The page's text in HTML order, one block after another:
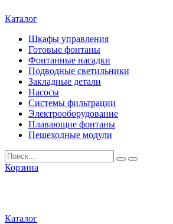
Каталог
Шкафы управления
Готовые фонтаны
Фонтанные насадки
Подводные светильники
Закладные детали
Насосы
Системы фильтрации
Электрооборудование
Плавающие фонтаны
Пешеходные модули
Корзина
Каталог